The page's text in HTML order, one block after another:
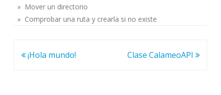
» Mover un directorio
» Comprobar una ruta y crearla si no existe
Navegación
¡Hola mundo! Clase CalameoAPI